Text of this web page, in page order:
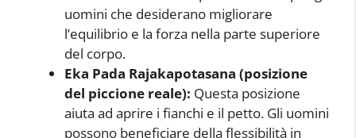
uomini che desiderano migliorare
l’equilibrio e la forza nella parte superiore
del corpo.
Eka Pada Rajakapotasana (posizione
del piccione reale): Questa posizione
aiuta ad aprire i fianchi e il petto. Gli uomini
possono beneficiare della flessibilità in